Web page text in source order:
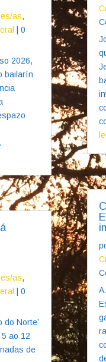
as,
| 0
2026,
bailarín
as,
| 0
do Norte’
ao 12
de
A